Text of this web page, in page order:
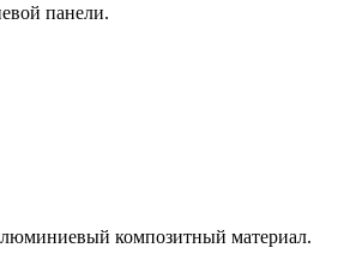
панели.
композитный материал.